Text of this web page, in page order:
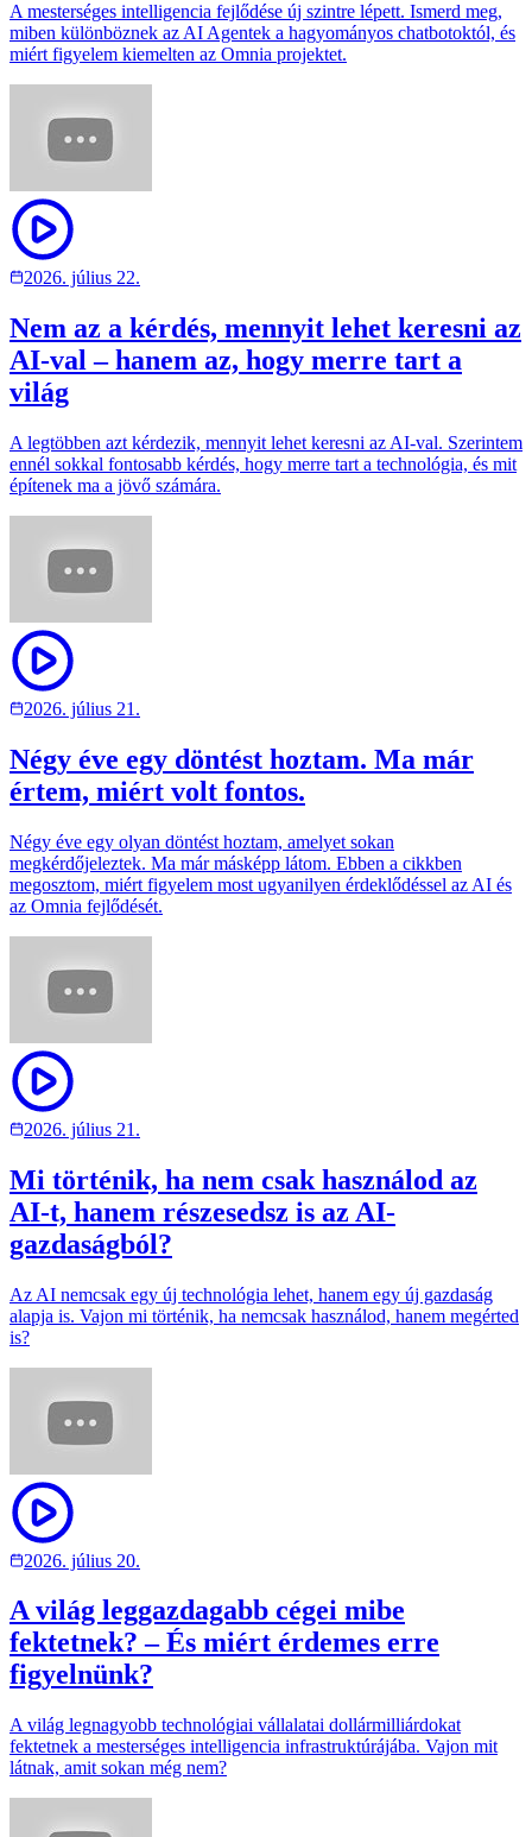
A mesterséges intelligencia fejlődése új szintre lépett. Ismerd meg,
miben különböznek az AI Agentek a hagyományos chatbotoktól, és
miért figyelem kiemelten az Omnia projektet.
2026. július 22.
Nem az a kérdés, mennyit lehet keresni az
AI-val – hanem az, hogy merre tart a
világ
A legtöbben azt kérdezik, mennyit lehet keresni az AI-val. Szerintem
ennél sokkal fontosabb kérdés, hogy merre tart a technológia, és mit
építenek ma a jövő számára.
2026. július 21.
Négy éve egy döntést hoztam. Ma már
értem, miért volt fontos.
Négy éve egy olyan döntést hoztam, amelyet sokan
megkérdőjeleztek. Ma már másképp látom. Ebben a cikkben
megosztom, miért figyelem most ugyanilyen érdeklődéssel az AI és
az Omnia fejlődését.
2026. július 21.
Mi történik, ha nem csak használod az
AI-t, hanem részesedsz is az AI-
gazdaságból?
Az AI nemcsak egy új technológia lehet, hanem egy új gazdaság
alapja is. Vajon mi történik, ha nemcsak használod, hanem megérted
is?
2026. július 20.
A világ leggazdagabb cégei mibe
fektetnek? – És miért érdemes erre
figyelnünk?
A világ legnagyobb technológiai vállalatai dollármilliárdokat
fektetnek a mesterséges intelligencia infrastruktúrájába. Vajon mit
látnak, amit sokan még nem?